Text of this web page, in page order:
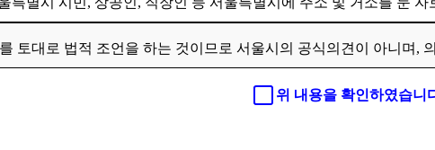
토대로 법적 조언을 하는 것이므로 서울시의 공식의견이 아니며,
위 내용을 확인하였습니